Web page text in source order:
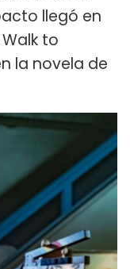
llegó en
to
la novela de